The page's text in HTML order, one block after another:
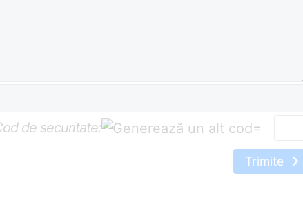
de securitate: =
Trimite